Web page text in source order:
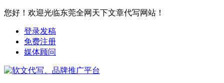
您好！欢迎光临东莞全网天下文章代写网站！
登录发稿
免费注册
媒体顾问